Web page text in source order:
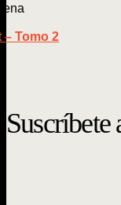
– Tomo 2
Suscríbete